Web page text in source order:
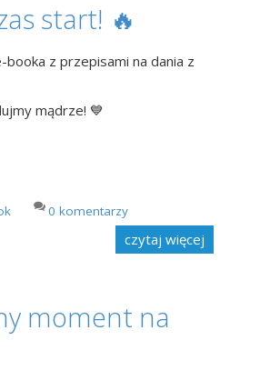
start! 🔥
z przepisami na dania z
mądrze! 💙
0 komentarzy
czytaj więcej
moment na